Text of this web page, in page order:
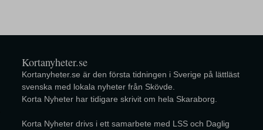
Kortanyheter.se
Kortanyheter.se är den första tidningen i Sverige på lättläst
svenska med lokala nyheter från Skövde.
Korta Nyheter har tidigare skrivit om hela Skaraborg.
Korta Nyheter drivs i ett samarbete med LSS och Daglig